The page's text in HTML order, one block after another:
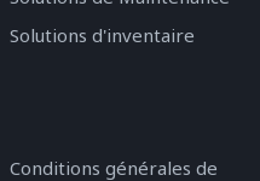
Solutions d'inventaire
Conditions générales de